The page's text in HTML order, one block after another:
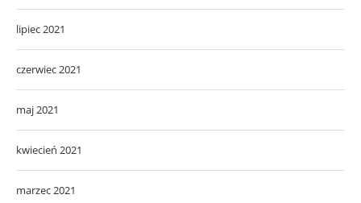
lipiec 2021
czerwiec 2021
maj 2021
kwiecień 2021
marzec 2021